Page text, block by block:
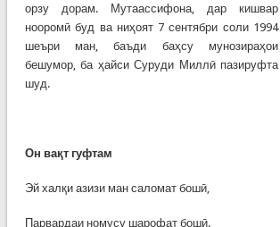
орзу дорам. Мутаассифона, дар кишвар
нооромӣ буд ва ниҳоят 7 сентябри соли 1994
шеъри ман, баъди баҳсу мунозираҳои
бешумор, ба ҳайси Суруди Миллӣ пазируфта
шуд.
Он вақт гуфтам
Эй халқи азизи ман саломат бошӣ,
Парвардаи номусу шарофат бошӣ.